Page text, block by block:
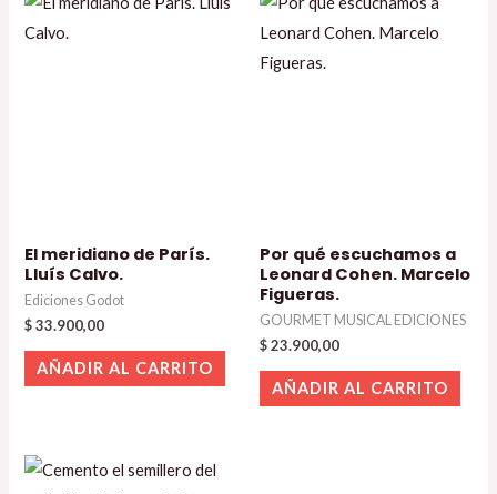
El meridiano de París.
Lluís Calvo.
Ediciones Godot
$33.900,00
AÑADIR AL CARRITO
Por qué escuchamos a
Leonard Cohen. Marcelo
Figueras.
GOURMET MUSICAL EDICIONES
$23.900,00
AÑADIR AL CARRITO